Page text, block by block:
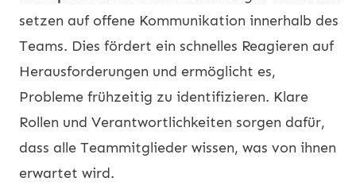
setzen auf offene Kommunikation innerhalb des
Teams. Dies fördert ein schnelles Reagieren auf
Herausforderungen und ermöglicht es,
Probleme frühzeitig zu identifizieren. Klare
Rollen und Verantwortlichkeiten sorgen dafür,
dass alle Teammitglieder wissen, was von ihnen
erwartet wird.